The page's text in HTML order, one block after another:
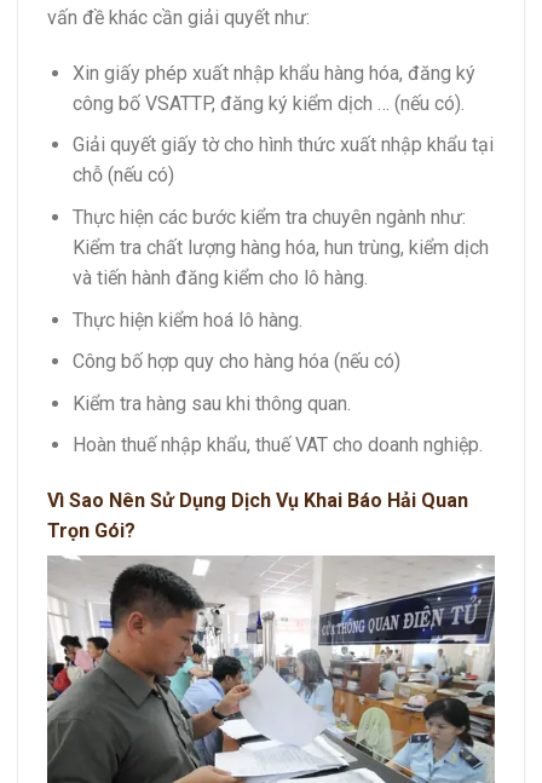
vấn đề khác cần giải quyết như:
Xin giấy phép xuất nhập khẩu hàng hóa, đăng ký
công bố VSATTP, đăng ký kiểm dịch … (nếu có).
Giải quyết giấy tờ cho hình thức xuất nhập khẩu tại
chỗ (nếu có)
Thực hiện các bước kiểm tra chuyên ngành như:
Kiểm tra chất lượng hàng hóa, hun trùng, kiểm dịch
và tiến hành đăng kiểm cho lô hàng.
Thực hiện kiểm hoá lô hàng.
Công bố hợp quy cho hàng hóa (nếu có)
Kiểm tra hàng sau khi thông quan.
Hoàn thuế nhập khẩu, thuế VAT cho doanh nghiệp.
Vì Sao Nên Sử Dụng Dịch Vụ Khai Báo Hải Quan
Trọn Gói?